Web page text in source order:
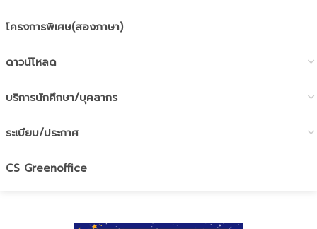
โครงการพิเศษ(สองภาษา)
ดาวน์โหลด
บริการนักศึกษา/บุคลากร
ระเบียบ/ประกาศ
CS Greenoffice